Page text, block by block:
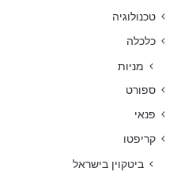
טכנולוגיה
כלכלה
מניות
ספורט
פנאי
קריפטו
ביטקוין בישראל